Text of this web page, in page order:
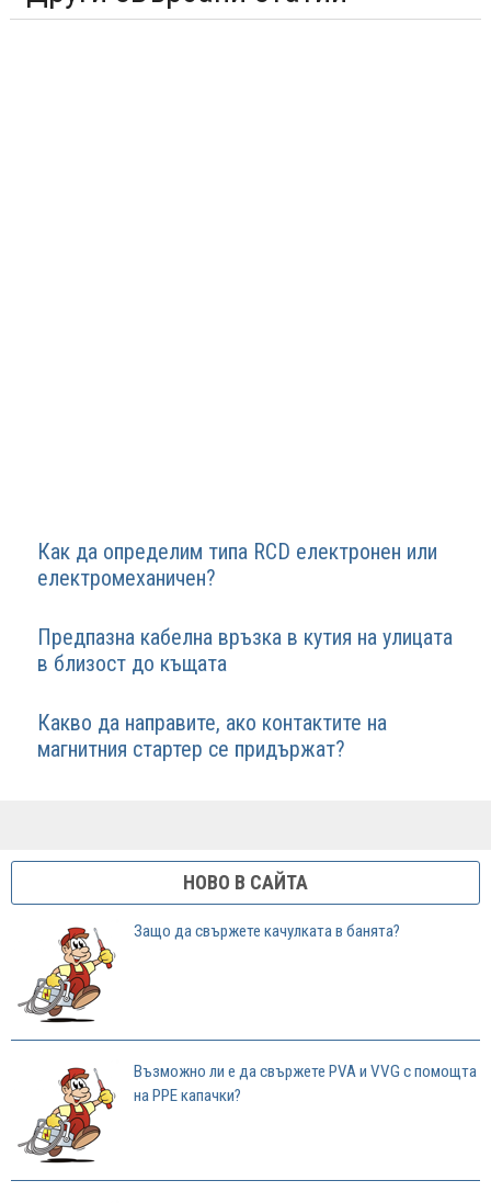
Как да определим типа RCD електронен или
електромеханичен?
Предпазна кабелна връзка в кутия на улицата
в близост до къщата
Какво да направите, ако контактите на
магнитния стартер се придържат?
НОВО В САЙТА
Защо да свържете качулката в банята?
Възможно ли е да свържете PVA и VVG с помощта
на PPE капачки?